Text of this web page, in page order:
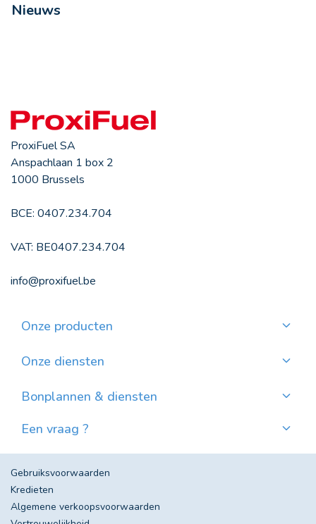
Nieuws
ProxiFuel SA
Anspachlaan 1 box 2
1000 Brussels
BCE: 0407.234.704
VAT: BE0407.234.704
info@proxifuel.be
Onze producten
Kwalitatievepellets bestellen
Onze diensten
Waar pellets vinden?
Bonplannen & diensten
Evolutie van de Mazoutprijs in België
Een vraag ?
Gebruiksvoorwaarden
Kredieten
Algemene verkoopsvoorwaarden